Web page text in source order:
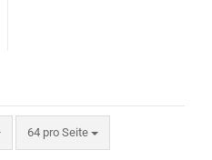
64 pro Seite
pro Seite